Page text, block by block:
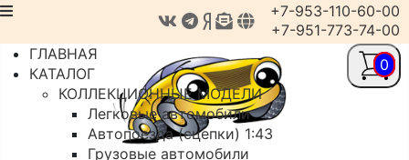
+7-953-110-60-00
+7-951-773-74-00
ГЛАВНАЯ
КАТАЛОГ
КОЛЛЕКЦИОННЫЕ МОДЕЛИ
Легковые автомобили
Автопоезда (сцепки) 1:43
Грузовые автомобили
0